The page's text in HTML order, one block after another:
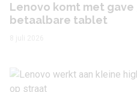
Lenovo komt met
betaalbare tablet